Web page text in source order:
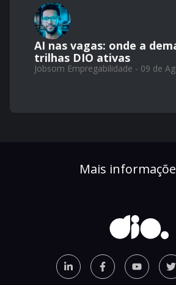
AI nas vagas: onde a
trilhas DIO ativas
Jobsom Empregabilidade - 09 de
Mais